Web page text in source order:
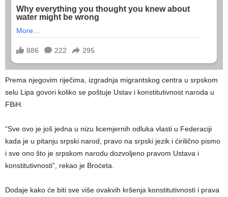
Prema njegovim riječima, izgradnja migrantskog centra u srpskom
selu Lipa govori koliko se poštuje Ustav i konstitutivnost naroda u
FBiH.
“Sve ovo je još jedna u nizu licemjernih odluka vlasti u Federaciji
kada je u pitanju srpski narod, pravo na srpski jezik i ćirilično pismo
i sve ono što je srpskom narodu dozvoljeno pravom Ustava i
konstitutivnosti”, rekao je Broćeta.
Dodaje kako će biti sve više ovakvih kršenja konstitutivnosti i prava